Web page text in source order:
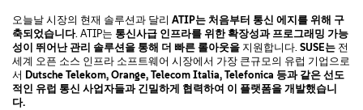
오늘날 시장의 현재 솔루션과 달리 ATIP는 처음부터 통신 에지를 위해 구
축되었습니다. ATIP는 통신사급 인프라를 위한 확장성과 프로그래밍 가능
성이 뛰어난 관리 솔루션을 통해 더 빠른 롤아웃을 지원합니다. SUSE는 전
세계 오픈 소스 인프라 소프트웨어 시장에서 가장 큰규모의 유럽 기업으로
서 Dutsche Telekom, Orange, Telecom Italia, Telefonica 등과 같은 선도
적인 유럽 통신 사업자들과 긴밀하게 협력하여 이 플랫폼을 개발했습니
다.